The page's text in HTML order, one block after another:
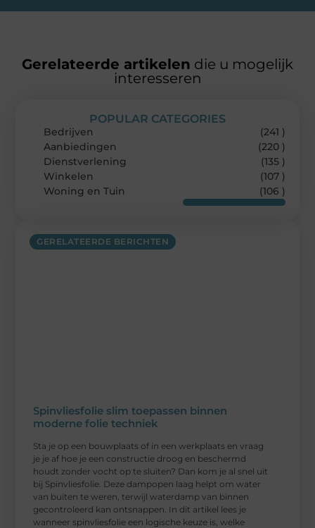
Gerelateerde artikelen die u mogelijk
interesseren
GERELATEERDE BERICHTEN
Spinvliesfolie slim toepassen binnen
moderne folie techniek
Sta je op een bouwplaats of in een werkplaats en vraag
je je af hoe je een constructie droog en beschermd
houdt zonder vocht op te sluiten? Dan kom je al snel uit
bij Spinvliesfolie. Deze dampopen laag helpt om water
van buiten te weren, terwijl waterdamp van binnen
gecontroleerd kan ontsnappen. In dit artikel lees je
wanneer spinvliesfolie een logische keuze is, welke
POPULAR CATEGORIES
Bedrijven
(241 )
Aanbiedingen
(220 )
Dienstverlening
(135 )
Winkelen
(107 )
Woning en Tuin
(106 )